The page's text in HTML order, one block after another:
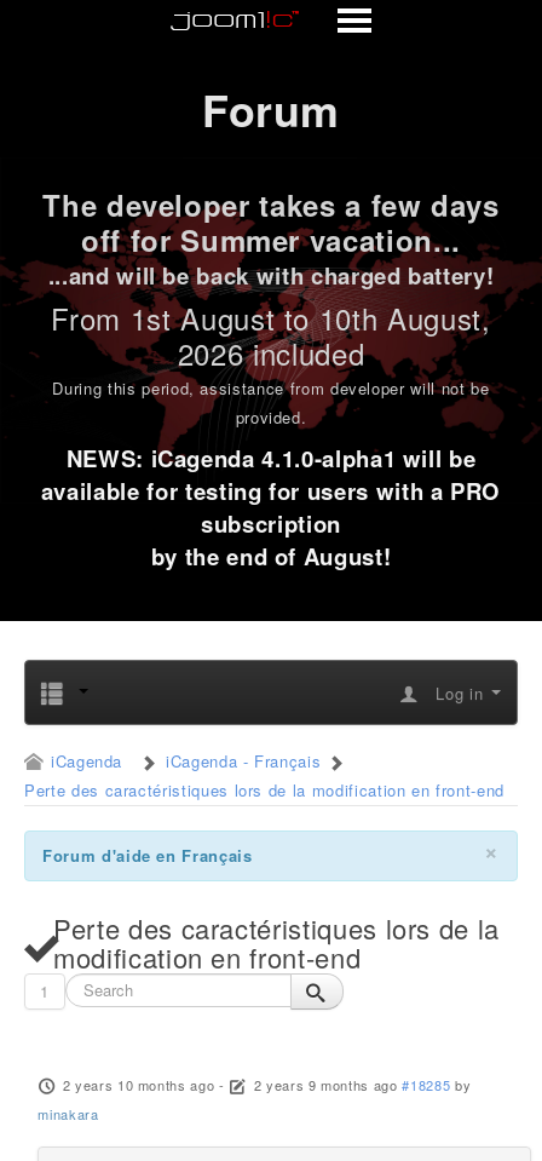
Forum
The developer takes a few days
off for Summer vacation...
...and will be back with charged battery!
From 1stAugust to 10th August,
2026 included
During this period,assistance from developer will not be
provided.
NEWS: iCagenda 4.1.0-alpha1 will be
available for testing for users with a PRO
subscription
by the end of August!
Log in
iCagenda
iCagenda - Français
Perte des caractéristiques lors de la modification en front-end
×
Forum d'aide en Français
Perte des caractéristiques lors de la
modification en front-end
1
2 years 10 months ago - 2 years 9 months ago #18285 by
minakara